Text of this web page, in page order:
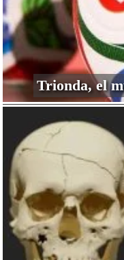
Trionda, el